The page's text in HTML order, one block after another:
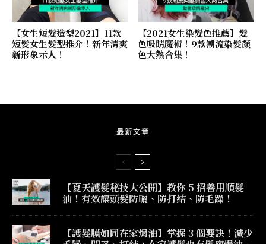
【女生短髮造型2021】11款
短髮女生髮型推介！新年清爽
新形象示人！
【2021女生染髮色推薦】髮
色吸睛魔術！9款潮流染髮顏
色大熱合集！
最新文章
【夏天護髮秘技大公開】教你 5 招善用順髮
油！有效讓頭髮防曬、防打結、防毛躁！
【護髮膜如同在家焗油】掌握 3 個要訣！減少